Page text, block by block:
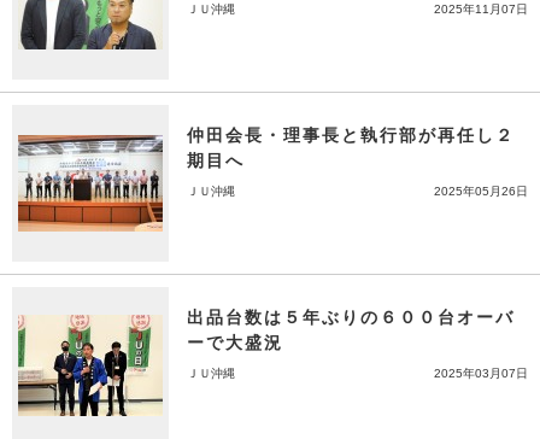
ＪＵ沖縄 2025年11月07日
仲田会長・理事長と執行部が再任し２
期目へ
ＪＵ沖縄 2025年05月26日
出品台数は５年ぶりの６００台オーバ
ーで大盛況
ＪＵ沖縄 2025年03月07日